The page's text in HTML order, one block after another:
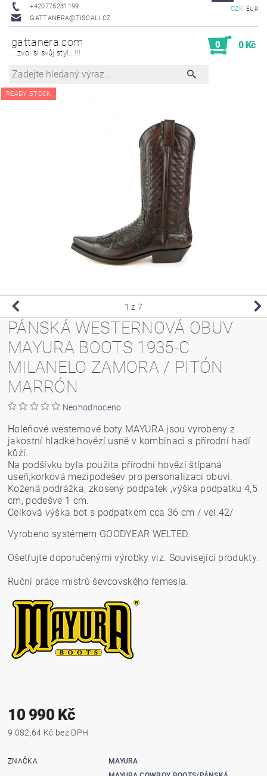
+420775231199
GATTANERA@TISCALI.CZ
CZK EUR
gattanera.com
...zvol si svůj styl...!!!
0 0 Kč
READY STOCK
1 z 7
PÁNSKÁ WESTERNOVÁ OBUV
MAYURA BOOTS 1935-C
MILANELO ZAMORA / PITÓN
MARRÓN
Neohodnoceno
Holeňové westernové boty MAYURA jsou vyrobeny z
jakostní hladké hovězí usně v kombinaci s přírodní hadí
kůží.
Na podšívku byla použita přírodní hovězí štípaná
useň,korková mezipodešev pro personalizaci obuvi.
Kožená podrážka, zkosený podpatek ,výška podpatku 4,5
cm, podešve 1 cm.
Celková výška bot s podpatkem cca 36 cm / vel.42/
Vyrobeno systémem GOODYEAR WELTED.
Ošetřujte doporučenými výrobky viz. Související produkty.
Ruční práce mistrů ševcovského řemesla.
10 990 Kč
9 082,64 Kč bez DPH
ZNAČKA MAYURA